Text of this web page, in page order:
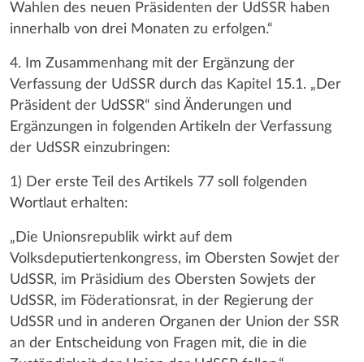
Wahlen des neuen Präsidenten der UdSSR haben
innerhalb von drei Monaten zu erfolgen.“
4. Im Zusammenhang mit der Ergänzung der
Verfassung der UdSSR durch das Kapitel 15.1. „Der
Präsident der UdSSR“ sind Änderungen und
Ergänzungen in folgenden Artikeln der Verfassung
der UdSSR einzubringen:
1) Der erste Teil des Artikels 77 soll folgenden
Wortlaut erhalten:
„Die Unionsrepublik wirkt auf dem
Volksdeputiertenkongress, im Obersten Sowjet der
UdSSR, im Präsidium des Obersten Sowjets der
UdSSR, im Föderationsrat, in der Regierung der
UdSSR und in anderen Organen der Union der SSR
an der Entscheidung von Fragen mit, die in die